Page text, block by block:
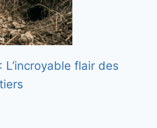
flair des